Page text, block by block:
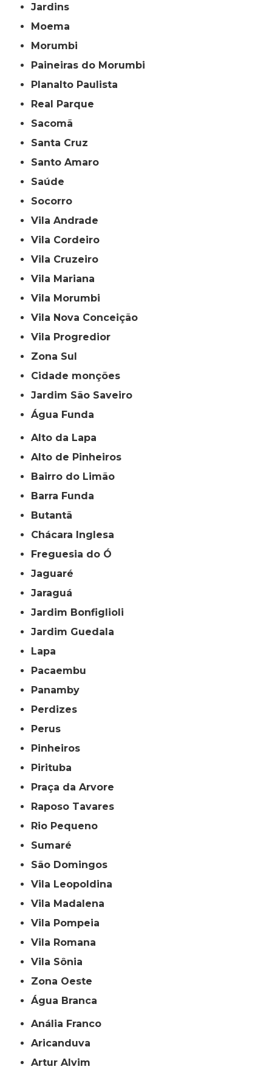
Jardins
Moema
Morumbi
Paineiras do Morumbi
Planalto Paulista
Real Parque
Sacomã
Santa Cruz
Santo Amaro
Saúde
Socorro
Vila Andrade
Vila Cordeiro
Vila Cruzeiro
Vila Mariana
Vila Morumbi
Vila Nova Conceição
Vila Progredior
Zona Sul
cidade monções
jardim São Saveiro
Água Funda
Alto da Lapa
Alto de Pinheiros
Bairro do Limão
Barra Funda
Butantã
Chácara Inglesa
Freguesia do Ó
Jaguaré
Jaraguá
Jardim Bonfiglioli
Jardim Guedala
Lapa
Pacaembu
Panamby
Perdizes
Perus
Pinheiros
Pirituba
Praça da Arvore
Raposo Tavares
Rio Pequeno
Sumaré
São Domingos
Vila Leopoldina
Vila Madalena
Vila Pompeia
Vila Romana
Vila Sônia
Zona Oeste
Água Branca
Anália Franco
Aricanduva
Artur Alvim